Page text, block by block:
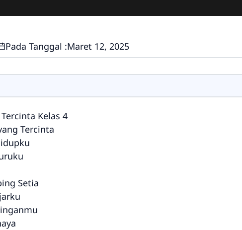
Pada Tanggal :Maret 12, 2025
Kelas 4
Tercinta
Setia